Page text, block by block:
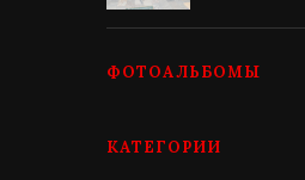
ФОТОАЛЬБОМЫ
КАТЕГОРИИ